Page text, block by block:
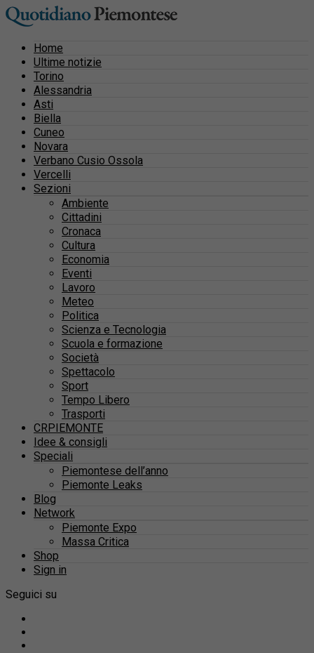
Home
Ultime notizie
Torino
Alessandria
Asti
Biella
Cuneo
Novara
Verbano Cusio Ossola
Vercelli
Sezioni
Ambiente
Cittadini
Cronaca
Cultura
Economia
Eventi
Lavoro
Meteo
Politica
Scienza e Tecnologia
Scuola e formazione
Società
Spettacolo
Sport
Tempo Libero
Trasporti
CRPIEMONTE
Idee & consigli
Speciali
Piemontese dell’anno
Piemonte Leaks
Blog
Network
Piemonte Expo
Massa Critica
Shop
Sign in
Seguici su